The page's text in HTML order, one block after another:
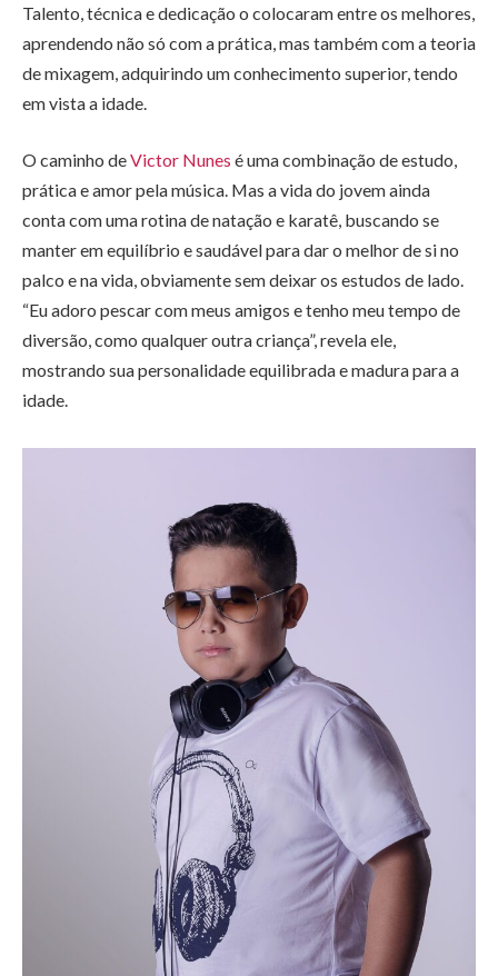
Talento, técnica e dedicação o colocaram entre os melhores,
aprendendo não só com a prática, mas também com a teoria
de mixagem, adquirindo um conhecimento superior, tendo
em vista a idade.
O caminho deVictor Nunes é uma combinação de estudo,
prática e amor pela música. Mas a vida do jovem ainda
conta com uma rotina de natação e karatê, buscando se
manter em equilíbrio e saudável para dar o melhor de si no
palco e na vida, obviamente sem deixar os estudos de lado.
“Eu adoro pescar com meus amigos e tenho meu tempo de
diversão, como qualquer outra criança”, revela ele,
mostrando sua personalidade equilibrada e madura para a
idade.